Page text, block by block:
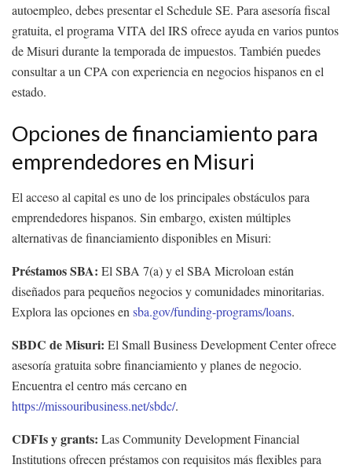
autoempleo, debes presentar el Schedule SE. Para asesoría fiscal
gratuita, el programa VITA del IRS ofrece ayuda en varios puntos
de Misuri durante la temporada de impuestos. También puedes
consultar a un CPA con experiencia en negocios hispanos en el
estado.
Opciones de financiamiento para
emprendedores en Misuri
El acceso al capital es uno de los principales obstáculos para
emprendedores hispanos. Sin embargo, existen múltiples
alternativas de financiamiento disponibles en Misuri:
Préstamos SBA: El SBA 7(a) y el SBA Microloan están
diseñados para pequeños negocios y comunidades minoritarias.
Explora las opciones en sba.gov/funding-programs/loans.
SBDC de Misuri: El Small Business Development Center ofrece
asesoría gratuita sobre financiamiento y planes de negocio.
Encuentra el centro más cercano en
https://missouribusiness.net/sbdc/.
CDFIs y grants: Las Community Development Financial
Institutions ofrecen préstamos con requisitos más flexibles para